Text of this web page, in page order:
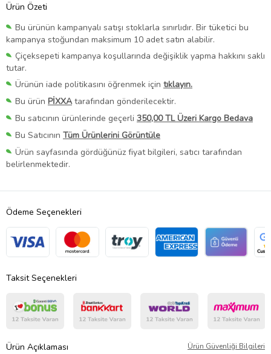
Ürün Özeti
Bu ürünün kampanyalı satışı stoklarla sınırlıdır. Bir tüketici bu
kampanya stoğundan maksimum 10 adet satın alabilir.
Çiçeksepeti kampanya koşullarında değişiklik yapma hakkını saklı
tutar.
Ürünün iade politikasını öğrenmek için tıklayın.
Bu ürün PİXXAtarafından gönderilecektir.
Bu satıcının ürünlerinde geçerli 350,00 TL Üzeri Kargo Bedava
Bu Satıcının Tüm Ürünlerini Görüntüle
Ürün sayfasında gördüğünüz fiyat bilgileri, satıcı tarafından
belirlenmektedir.
Ödeme Seçenekleri
Taksit Seçenekleri
Ürün Açıklaması Ürün Güvenliği Bilgileri